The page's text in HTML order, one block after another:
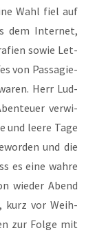
Wahl fiel auf
dem Inter­net,
sowie Let­
von Pas­sa­gie­
Herr Lud­
ver­wi­
und lee­re Tage
und die
es eine wah­re
wie­der Abend
kurz vor Weih­
zur Fol­ge mit